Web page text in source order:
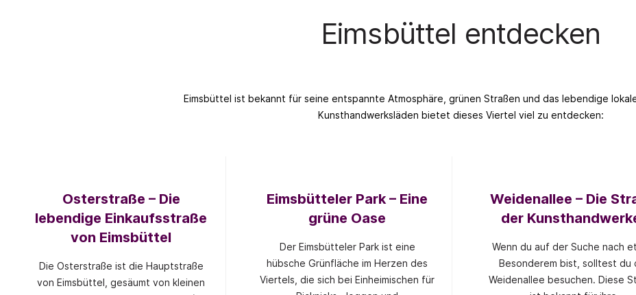
Eimsbüttel entdecken
Eimsbüttel ist bekannt für seine entspannte Atmosphäre, grünen Straßen und das lebendige
Kunsthandwerksläden bietet dieses Viertel viel zu entdecken:
Osterstraße – Die
lebendige Einkaufsstraße
von Eimsbüttel
Die Osterstraße ist die Hauptstraße
von Eimsbüttel, gesäumt von kleinen
Eimsbütteler Park – Eine
grüne Oase
Der Eimsbütteler Park ist eine
hübsche Grünfläche im Herzen des
Viertels, die sich bei Einheimischen für
Weidenallee – Die
der
Wenn du auf der Suche nach
Besonderem bist, solltest du
Weidenallee besuchen. Diese